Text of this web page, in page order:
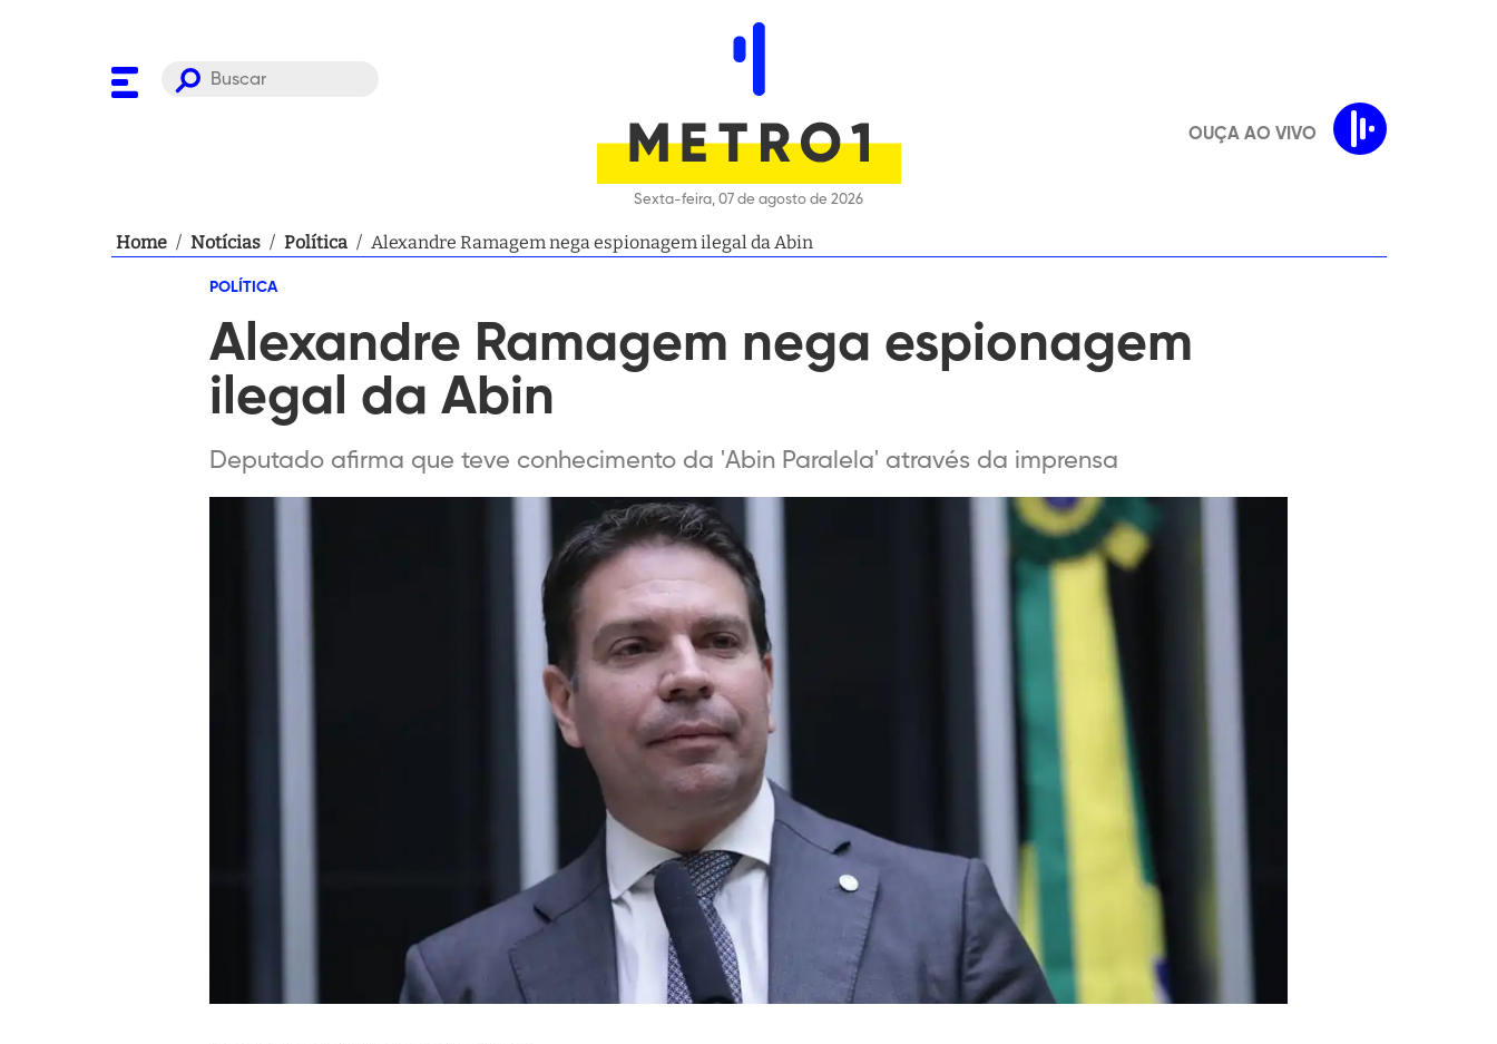
Sexta-feira, 07 de agosto de 2026
OUÇA AO VIVO
Home / Notícias / Política / Alexandre Ramagem nega espionagem ilegal da Abin
POLÍTICA
Alexandre Ramagem nega espionagem
ilegal da Abin
Deputado afirma que teve conhecimento da 'Abin Paralela' através da imprensa